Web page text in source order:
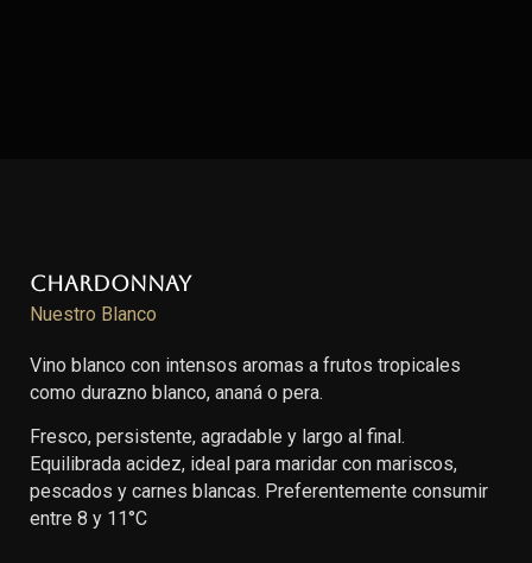
Chardonnay
Nuestro Blanco
Vino blanco con intensos aromas a frutos tropicales
como durazno blanco, ananá o pera.
Fresco, persistente, agradable y largo al final.
Equilibrada acidez, ideal para maridar con mariscos,
pescados y carnes blancas. Preferentemente consumir
entre 8 y 11°C